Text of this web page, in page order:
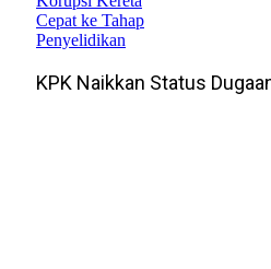
KPK Naikkan Status